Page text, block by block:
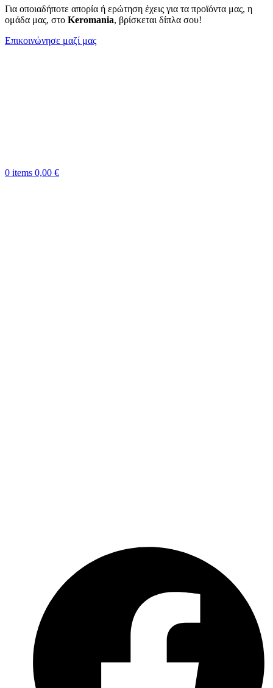
0 items 0,00 €
Για οποιαδήποτε απορία ή ερώτηση έχεις για τα προϊόντα μας, η
ομάδα μας, στο Keromania, βρίσκεται δίπλα σου!
Επικοινώνησε μαζί μας